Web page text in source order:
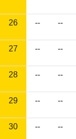
26 -- --
27 -- --
28 -- --
29 -- --
30 -- --